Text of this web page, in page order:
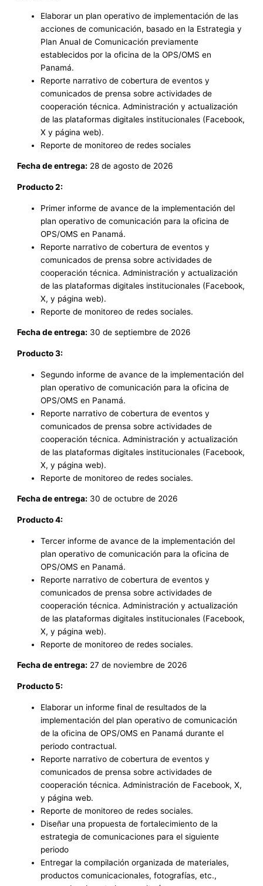
Elaborar un plan operativo de implementación de las
acciones de comunicación, basado en la Estrategia y
Plan Anual de Comunicación previamente
establecidos por la oficina de la OPS/OMS en
Panamá.
Reporte narrativo de cobertura de eventos y
comunicados de prensa sobre actividades de
cooperación técnica. Administración y actualización
de las plataformas digitales institucionales (Facebook,
X y página web).
Reporte de monitoreo de redes sociales
Fecha de entrega: 28 de agosto de 2026
Producto 2:
Primer informe de avance de la implementación del
plan operativo de comunicación para la oficina de
OPS/OMS en Panamá.
Reporte narrativo de cobertura de eventos y
comunicados de prensa sobre actividades de
cooperación técnica. Administración y actualización
de las plataformas digitales institucionales (Facebook,
X, y página web).
Reporte de monitoreo de redes sociales.
Fecha de entrega: 30 de septiembre de 2026
Producto 3:
Segundo informe de avance de la implementación del
plan operativo de comunicación para la oficina de
OPS/OMS en Panamá.
Reporte narrativo de cobertura de eventos y
comunicados de prensa sobre actividades de
cooperación técnica. Administración y actualización
de las plataformas digitales institucionales (Facebook,
X, y página web).
Reporte de monitoreo de redes sociales.
Fecha de entrega: 30 de octubre de 2026
Producto 4:
Tercer informe de avance de la implementación del
plan operativo de comunicación para la oficina de
OPS/OMS en Panamá.
Reporte narrativo de cobertura de eventos y
comunicados de prensa sobre actividades de
cooperación técnica. Administración y actualización
de las plataformas digitales institucionales (Facebook,
X, y página web).
Reporte de monitoreo de redes sociales.
Fecha de entrega: 27 de noviembre de 2026
Producto 5:
Elaborar un informe final de resultados de la
implementación del plan operativo de comunicación
de la oficina de OPS/OMS en Panamá durante el
periodo contractual.
Reporte narrativo de cobertura de eventos y
comunicados de prensa sobre actividades de
cooperación técnica. Administración de Facebook, X,
y página web.
Reporte de monitoreo de redes sociales.
Diseñar una propuesta de fortalecimiento de la
estrategia de comunicaciones para el siguiente
periodo
Entregar la compilación organizada de materiales,
productos comunicacionales, fotografías, etc.,